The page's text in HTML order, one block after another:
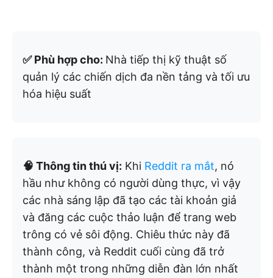
✅ Phù hợp cho: Nhà tiếp thị kỹ thuật số
quản lý các chiến dịch đa nền tảng và tối ưu
hóa hiệu suất
🧠 Thông tin thú vị: Khi Reddit ra mắt, nó
hầu như không có người dùng thực, vì vậy
các nhà sáng lập đã tạo các tài khoản giả
và đăng các cuộc thảo luận để trang web
trông có vẻ sôi động. Chiêu thức này đã
thành công, và Reddit cuối cùng đã trở
thành một trong những diễn đàn lớn nhất